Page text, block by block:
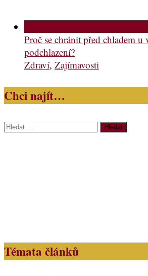
Proč se chránit před chladem
podchlazení?
Zdraví, Zajímavosti
Chci najít…
Vyhledávání
Témata článků